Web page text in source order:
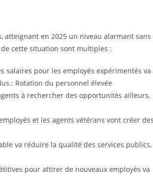
atteignant en 2025 un niveau alarmant sans
cette situation sont multiples :
salaires pour les employés expérimentés va
Rotation du personnel élevée
à rechercher des opportunités ailleurs,
et les agents vétérans vont créer
va réduire la qualité des services publics,
pour attirer de nouveaux employés va